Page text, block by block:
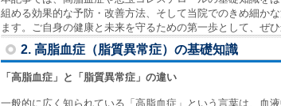
組める効果的な予防・改善方法、そして当院でのきめ細か
ます。ご自身の健康と未来を守るための第一歩として、ぜ
2. 高脂血症（脂質異常症）の基礎知識
「高脂血症」と「脂質異常症」の違い
一般的に広く知られている「高脂血症」という言葉は、血